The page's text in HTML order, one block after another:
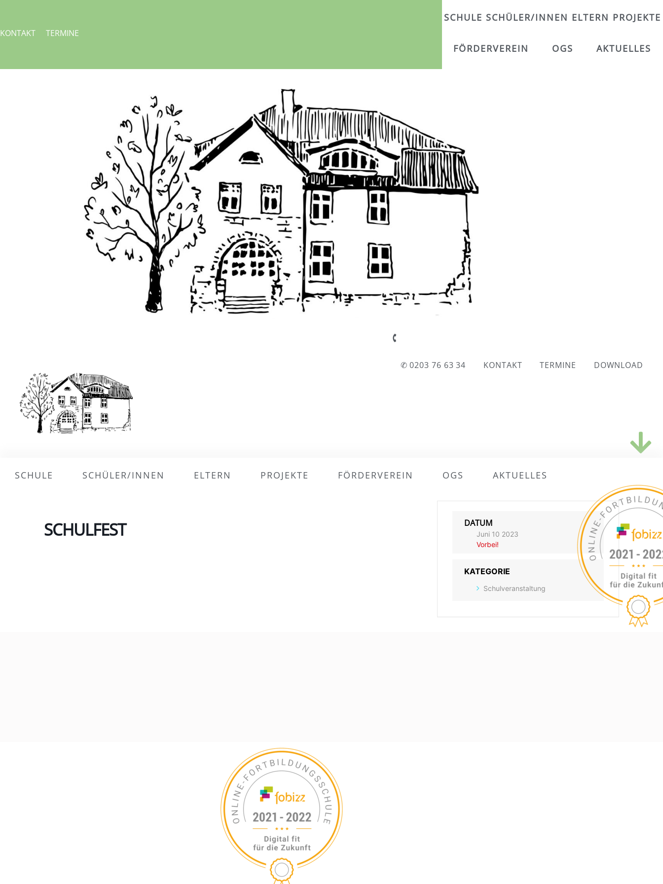
KONTAKT TERMINE
SCHULE SCHÜLER/INNEN ELTERN PROJEKTE
FÖRDERVEREIN OGS AKTUELLES
✆ 0203 76 63 34 KONTAKT TERMINE DOWNLOAD
SCHULE SCHÜLER/INNEN ELTERN PROJEKTE FÖRDERVEREIN OGS AKTUELLES
SCHULFEST DATUM
Juni 10 2023
Vorbei!
KATEGORIE
Schulveranstaltung